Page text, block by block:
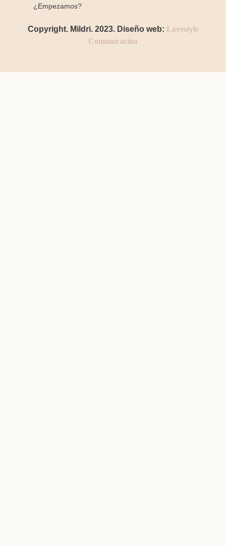
¿Empezamos?
Copyright. Mildri. 2023. Diseño web: Lovestyle
Comunicación